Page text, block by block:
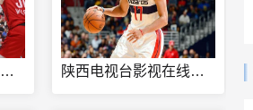
总决赛雷霆vs热火第一场 陕西电视台影视在线直播观看